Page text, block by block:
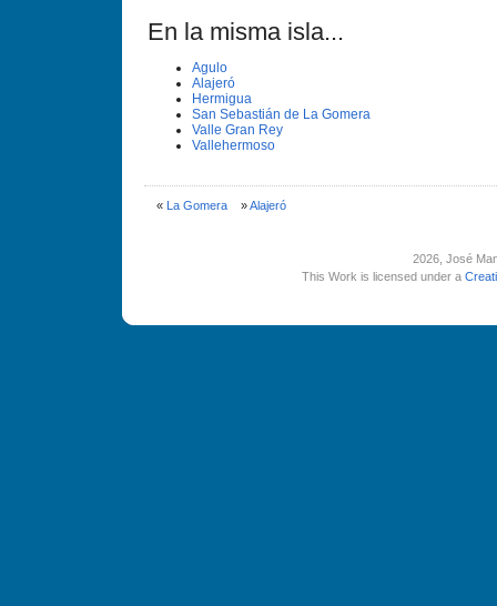
En la misma isla...
Agulo
Alajeró
Hermigua
San Sebastián de La Gomera
Valle Gran Rey
Vallehermoso
« La Gomera»Alajeró
2026, José
This Work is licensed under a